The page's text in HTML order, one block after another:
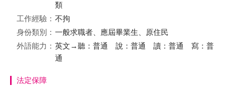
類
工作經驗： 不拘
身份類別： 一般求職者、應屆畢業生、原住民
外語能力： 英文→聽：普通 說：普通 讀：普通 寫：普
通
法定保障